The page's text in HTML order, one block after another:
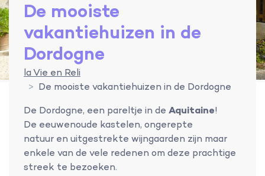
De mooiste
vakantiehuizen in de
Dordogne
la Vie en Reli
De mooiste vakantiehuizen in de Dordogne
De Dordogne, een pareltje in de Aquitaine!
De eeuwenoude kastelen, ongerepte
natuur en uitgestrekte wijngaarden zijn maar
enkele van de vele redenen om deze prachtige
streek te bezoeken.